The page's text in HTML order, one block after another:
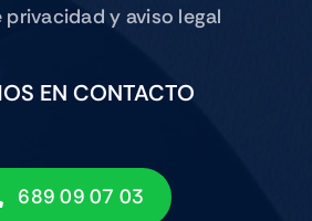
y aviso legal
EN CONTACTO
689 09 07 03